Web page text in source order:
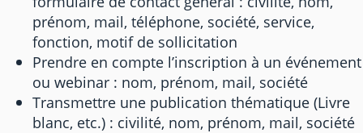
prénom, mail, téléphone, société, service,
fonction, motif de sollicitation
Prendre en compte l’inscription à un événement
ou webinar : nom, prénom, mail, société
Transmettre une publication thématique (Livre
blanc, etc.) : civilité, nom, prénom, mail, société